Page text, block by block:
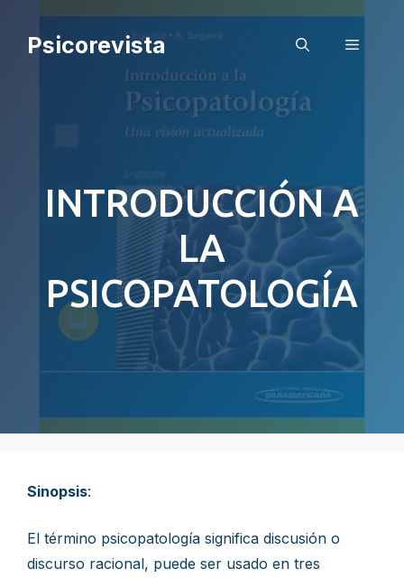
Psicorevista Menú
INTRODUCCIÓN A
LA
PSICOPATOLOGÍA
Sinopsis:
El término psicopatología significa discusión o
discurso racional, puede ser usado en tres